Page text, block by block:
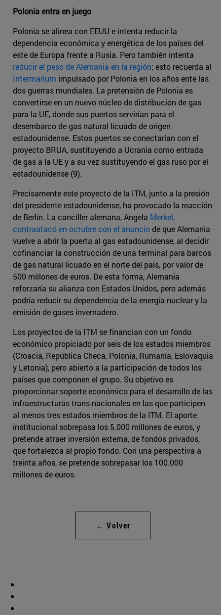
Polonia entra en juego
Polonia se alinea con EEUU e intenta reducir la
dependencia económica y energética de los países del
este de Europa frente a Rusia. Pero también intenta
reducir el peso de Alemania en la región; esto recuerda al
Intermarium impulsado por Polonia en los años ente las
dos guerras mundiales. La pretensión de Polonia es
convertirse en un nuevo núcleo de distribución de gas
para la UE, donde sus puertos servirían para el
desembarco de gas natural licuado de origen
estadounidense. Estos puertos se conectarían con el
proyecto BRUA, sustituyendo a Ucrania como entrada
de gas a la UE y a su vez sustituyendo el gas ruso por el
estadounidense (9).
Precisamente este proyecto de la ITM, junto a la presión
del presidente estadounidense, ha provocado la reacción
de Berlín. La canciller alemana, Angela Merkel,
contraatacó en octubre con el anunciode que Alemania
vuelve a abrir la puerta al gas estadounidense, al decidir
cofinanciar la construcción de una terminal para barcos
de gas natural licuado en el norte del país, por valor de
500 millones de euros. De esta forma, Alemania
reforzaría su alianza con Estados Unidos, pero además
podría reducir su dependencia de la energía nuclear y la
emisión de gases invernadero.
Los proyectos de la ITM se financian con un fondo
económico propiciado por seis de los estados miembros
(Croacia, República Checa, Polonia, Rumanía, Eslovaquia
y Letonia), pero abierto a la participación de todos los
países que componen el grupo. Su objetivo es
proporcionar soporte económico para el desarrollo de las
infraestructuras trans-nacionales en las que participen
al menos tres estados miembros de la ITM. El aporte
institucional sobrepasa los 5.000 millones de euros, y
pretende atraer inversión externa, de fondos privados,
que fortalezca al propio fondo. Con una perspectiva a
treinta años, se pretende sobrepasar los 100.000
millones de euros.
← Volver